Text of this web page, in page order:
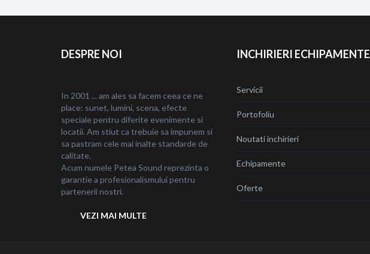
DESPRE NOI
In 2001 ... am ales sa facem ceea ce ne
place: sunet, lumini, scena, efecte
speciale pentru diferite evenimente si
locatii. Am stiut ca trebuie sa impunem si
sa pastram cele mai inalte standarde de
calitate.
Acum numele Petea Sound reprezinta o
garantie a profesionalismului pentru
partenerii nostri.
VEZI MAI MULTE
INCHIRIERI ECHIPAMENTE
Servicii
Portofoliu
Noutati inchirieri
Echipamente
Oferte